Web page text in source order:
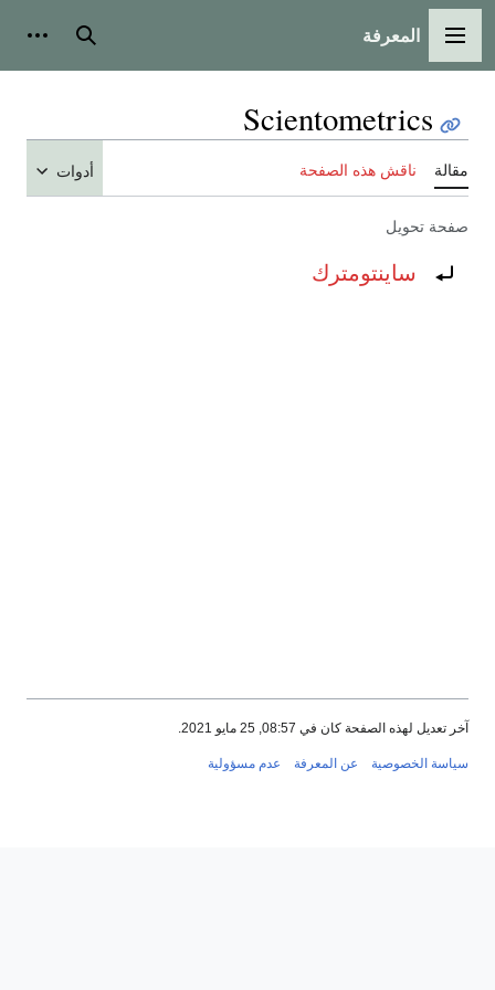
القائمة الرئيسية
المعرفة بحث
Scientometrics
مقالة ناقش هذه الصفحة أدوات
صفحة تحويل
تحويل إلى:ساينتومترك
آخر تعديل لهذه الصفحة كان في 08:57, 25 مايو 2021.
سياسة الخصوصية عن المعرفة عدم مسؤولية